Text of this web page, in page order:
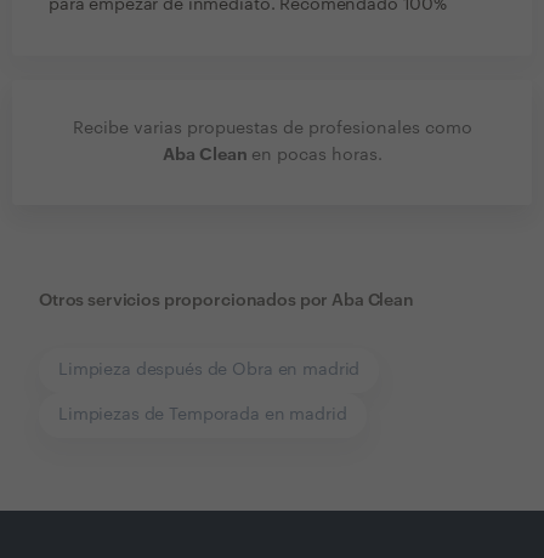
para empezar de inmediato. Recomendado 100%
Recibe varias propuestas de profesionales como
Aba Clean en pocas horas.
Otros servicios proporcionados por Aba Clean
Limpieza después de Obra en madrid
Limpiezas de Temporada en madrid